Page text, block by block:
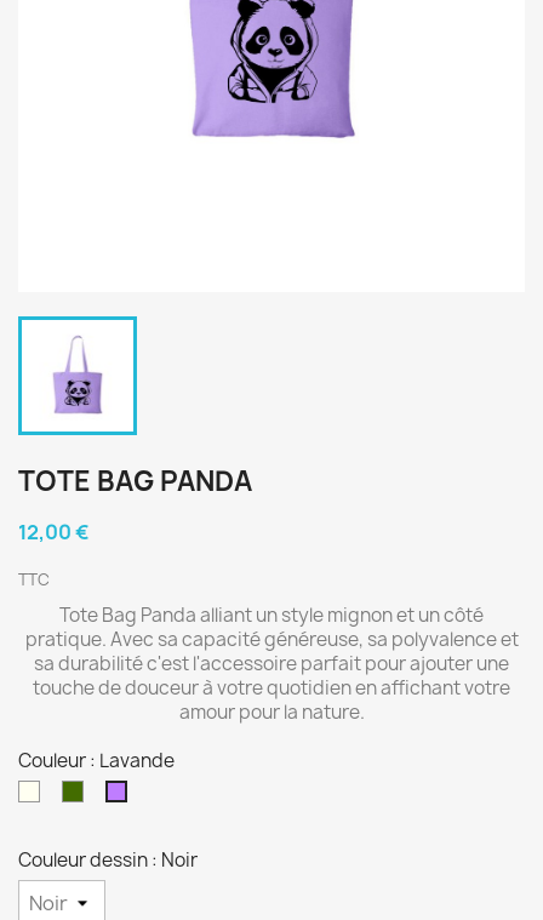
TOTE BAG PANDA
12,00 €
TTC
Tote Bag Panda alliant un style mignon et un côté
pratique. Avec sa capacité généreuse, sa polyvalence et
sa durabilité c'est l'accessoire parfait pour ajouter une
touche de douceur à votre quotidien en affichant votre
amour pour la nature.
Couleur : Lavande
Couleur dessin : Noir